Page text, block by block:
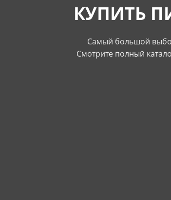
КУПИТЬ
Самый большой
Смотрите полный